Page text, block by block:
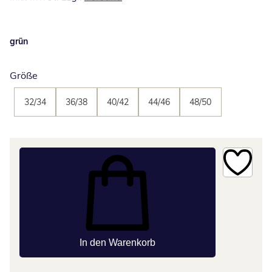
grün
Größe
32/34 36/38 40/42 44/46 48/50
In den Warenkorb